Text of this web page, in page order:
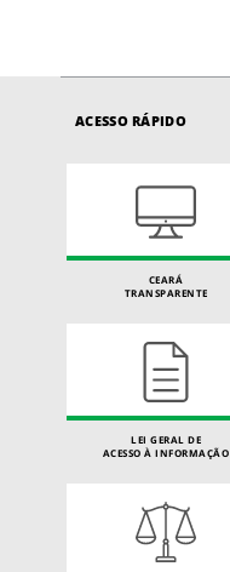
ACESSO RÁPIDO
CEARÁ
TRANSPARENTE
LEI GERAL DE
ACESSO À INFORMAÇÃO